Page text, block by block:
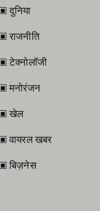
दुनिया
राजनीति
टेक्नोलॉजी
मनोरंजन
खेल
वायरल खबर
बिज़नेस